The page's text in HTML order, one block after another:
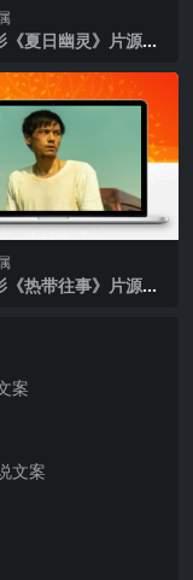
《夏日幽灵》片源下
《热带往事》片源下
案
文案